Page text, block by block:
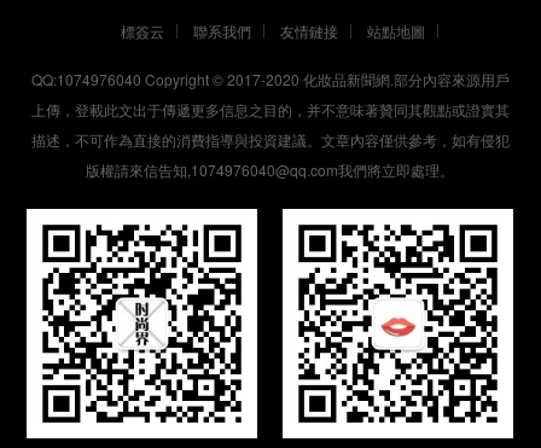
標簽云 聯系我們 友情鏈接 站點地圖
QQ:1074976040 Copyright © 2017-2020 化妝品新聞網.部分內容來源用戶
上傳，登載此文出于傳遞更多信息之目的，并不意味著贊同其觀點或證實其
描述，不可作為直接的消費指導與投資建議。文章內容僅供參考，如有侵犯
版權請來信告知,1074976040@qq.com我們將立即處理。